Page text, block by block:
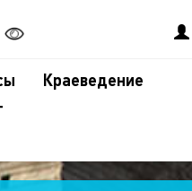
Краеведение